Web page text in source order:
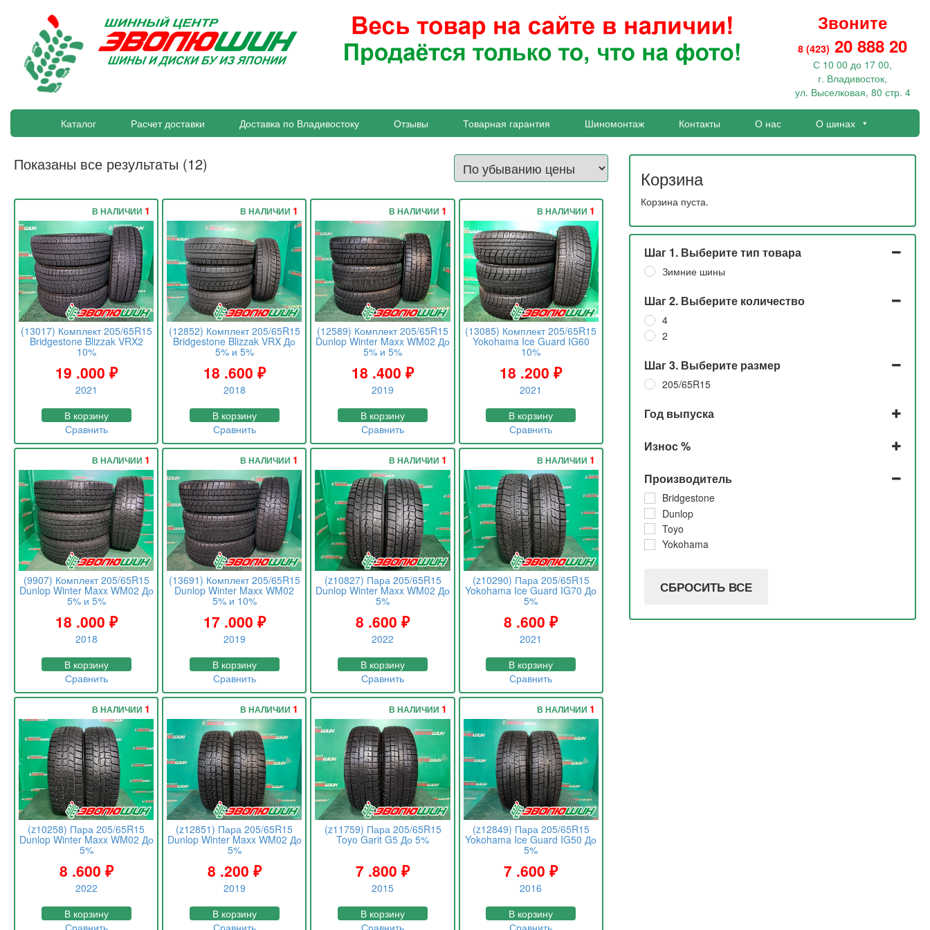
Звоните
8 (423) 20 888 20
С 10 00 до 17 00,
г. Владивосток,
ул. Выселковая, 80 стр. 4
Каталог Расчет доставки Доставка по Владивостоку Отзывы Товарная гарантия Шиномонтаж Контакты О нас О шинах
Показаны все результаты (12)
(13017) Комплект 205/65R15
Bridgestone Blizzak VRX2
10%
19 .000 ₽
2021
В НАЛИЧИИ 1
В корзину
Сравнить
(12852) Комплект 205/65R15
Bridgestone Blizzak VRX До
5% и 5%
18 .600 ₽
2018
В НАЛИЧИИ 1
В корзину
Сравнить
(12589) Комплект 205/65R15
Dunlop Winter Maxx WM02 До
5% и 5%
18 .400₽
2019
В НАЛИЧИИ 1
В корзину
Сравнить
(13085) Комплект 205/65R15
Yokohama Ice Guard IG60
10%
18 .200₽
2021
В НАЛИЧИИ 1
В корзину
Сравнить
(9907) Комплект 205/65R15
Dunlop Winter Maxx WM02 До
5% и 5%
18 .000 ₽
2018
В НАЛИЧИИ 1
В корзину
Сравнить
(13691) Комплект 205/65R15
Dunlop Winter Maxx WM02
5% и 10%
17 .000 ₽
2019
В НАЛИЧИИ 1
В корзину
Сравнить
(z10827) Пара 205/65R15
Dunlop Winter Maxx WM02 До
5%
8 .600₽
2022
В НАЛИЧИИ 1
В корзину
Сравнить
(z10290) Пара 205/65R15
Yokohama Ice Guard IG70 До
5%
8 .600₽
2021
В НАЛИЧИИ 1
В корзину
Сравнить
(z10258) Пара 205/65R15
Dunlop Winter Maxx WM02 До
5%
8 .600 ₽
2022
В НАЛИЧИИ 1
В корзину
Сравнить
(z12851) Пара 205/65R15
Dunlop Winter Maxx WM02 До
5%
8 .200 ₽
2019
В НАЛИЧИИ 1
В корзину
Сравнить
(z11759) Пара 205/65R15
Toyo Garit G5 До 5%
7 .800₽
2015
В НАЛИЧИИ 1
В корзину
Сравнить
(z12849) Пара 205/65R15
Yokohama Ice Guard IG50 До
5%
7 .600₽
2016
В НАЛИЧИИ 1
В корзину
Сравнить
Корзина
Корзина пуста.
Шаг 1. Выберите тип товара
Зимние шины
Шаг 2. Выберите количество
4
2
Шаг 3. Выберите размер
205/65R15
Год выпуска
2021
2018
2016
2015
Износ %
До 5%
5% и 10%
10%
Производитель
Bridgestone
Dunlop
Toyo
Yokohama
СБРОСИТЬ ВСЕ